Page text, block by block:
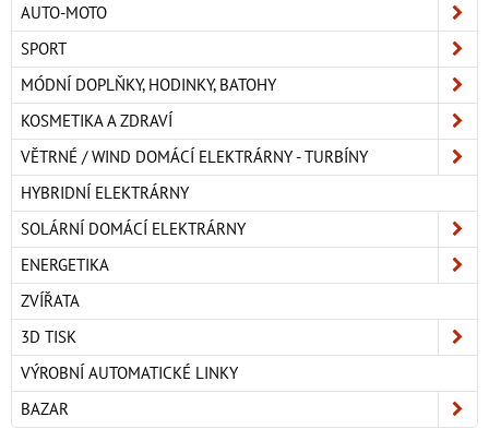
AUTO-MOTO
SPORT
MÓDNÍ DOPLŇKY, HODINKY, BATOHY
KOSMETIKA A ZDRAVÍ
VĚTRNÉ / WIND DOMÁCÍ ELEKTRÁRNY - TURBÍNY
HYBRIDNÍ ELEKTRÁRNY
SOLÁRNÍ DOMÁCÍ ELEKTRÁRNY
ENERGETIKA
ZVÍŘATA
3D TISK
VÝROBNÍ AUTOMATICKÉ LINKY
BAZAR